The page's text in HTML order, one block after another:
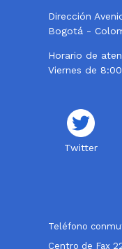
Dirección
Bogotá -
Horario de
Viernes de
Twitter
Teléfono
Centro de Fax